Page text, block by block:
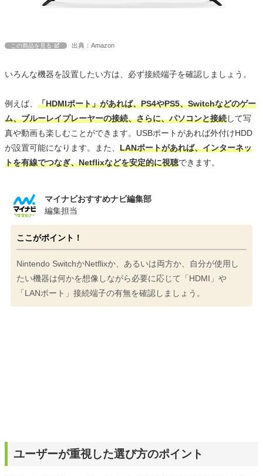
この商品を見る 出典：Amazon
いろんな機器を設置したい方は、必ず接続端子を確認しましょう。
例えば、 「HDMIポート」があれば、PS4やPS5、Switchなどのゲー
ム、ブルーレイプレーヤーの接続、さらに、パソコンと接続して写
真や動画も楽しむことができます。USBポートがあれば外付けHDD
が設置可能になります。また、 LANポートがあれば、インターネッ
トを有線でつなぎ、Netflixなどを安定的に視聴できます。
マイナビおすすめナビ編集部
編集担当
ここがポイント！
Nintendo SwitchかNetflixか、あるいは両方か、自分が使用し
たい機器は何かを想像しながら必要に応じて「HDMI」や
「LANポート」接続端子の有無を確認しましょう。
ユーザーが重視した選び方のポイント